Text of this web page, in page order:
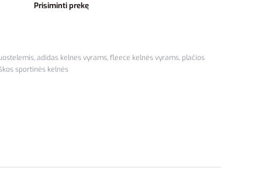
Prisiminti prekę
,adidas kelnes vyrams,fleece kelnės vyrams, plačios
sportinės kelnės